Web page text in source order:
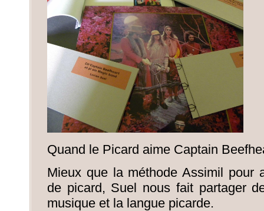
Quand le Picard aime Captain
Mieux que la méthode Assimil pour
de picard, Suel nous fait partager
musique et la langue picarde.